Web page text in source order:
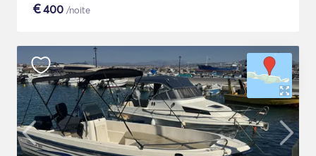
€400 /noite